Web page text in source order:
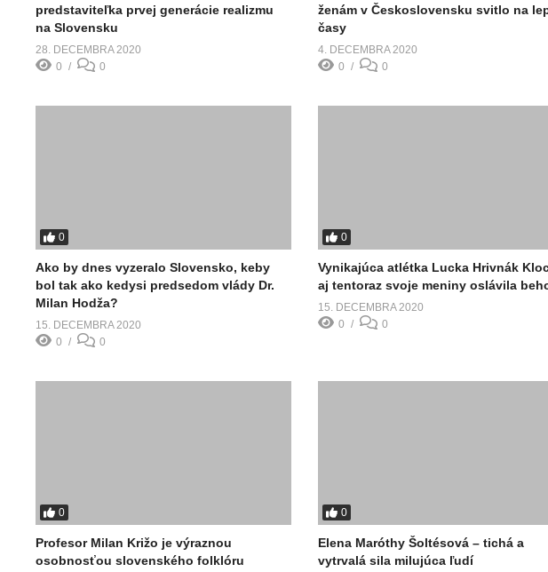
predstaviteľka prvej generácie realizmu
na Slovensku
28. DECEMBRA 2020
0
0
ženám v Československu svitlo na
časy
4. DECEMBRA 2020
0
0
0
Ako by dnes vyzeralo Slovensko, keby
bol tak ako kedysi predsedom vlády Dr.
Milan Hodža?
15. DECEMBRA 2020
0
0
0
Vynikajúca atlétka Lucka Hrivnák
aj tentoraz svoje meniny oslávila
15. DECEMBRA 2020
0
0
0
Profesor Milan Križo je výraznou
osobnosťou slovenského folklóru
0
Elena Maróthy Šoltésová – tichá a
vytrvalá sila milujúca ľudí